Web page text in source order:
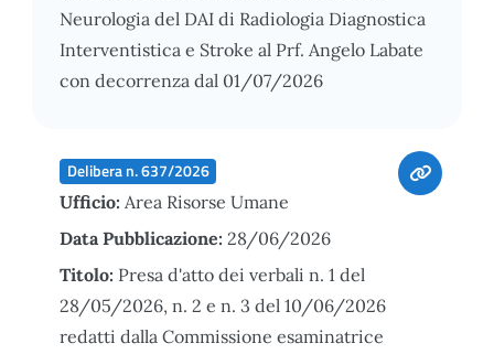
Neurologia del DAI di Radiologia Diagnostica
Interventistica e Stroke al Prf. Angelo Labate
con decorrenza dal 01/07/2026
Delibera n. 637/2026
Ufficio: Area Risorse Umane
Data Pubblicazione: 28/06/2026
Titolo: Presa d'atto dei verbali n. 1 del
28/05/2026, n. 2 e n. 3 del 10/06/2026
redatti dalla Commissione esaminatrice